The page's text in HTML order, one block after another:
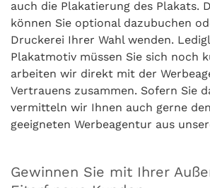
auch die Plakatierung des Plakats.
können Sie optional dazubuchen
Druckerei Ihrer Wahl wenden.
Plakatmotiv müssen Sie sich noch
arbeiten wir direkt mit der
Vertrauens zusammen. Sofern Sie
vermitteln wir Ihnen auch gerne
geeigneten Werbeagentur aus
Gewinnen Sie mit Ihrer